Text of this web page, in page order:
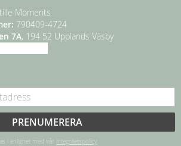
Moments
790409-4724
7A, 194 52 Upplands Väsby
PRENUMERERA
i enlighet med vår integritetspolicy.